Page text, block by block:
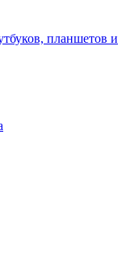
планшетов и